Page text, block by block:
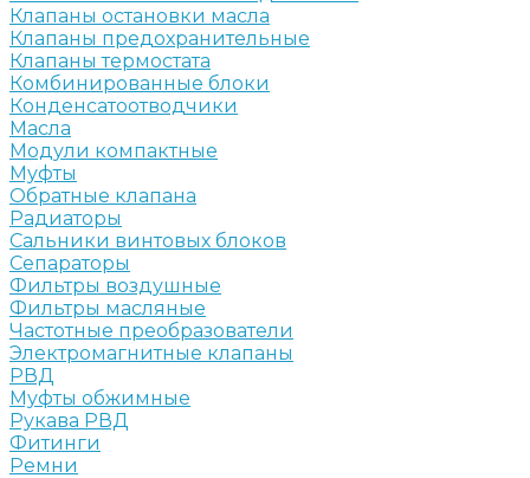
Клапаны остановки масла
Клапаны предохранительные
Клапаны термостата
Комбинированные блоки
Конденсатоотводчики
Масла
Модули компактные
Муфты
Обратные клапана
Радиаторы
Сальники винтовых блоков
Сепараторы
Фильтры воздушные
Фильтры масляные
Частотные преобразователи
Электромагнитные клапаны
РВД
Муфты обжимные
Рукава РВД
Фитинги
Ремни